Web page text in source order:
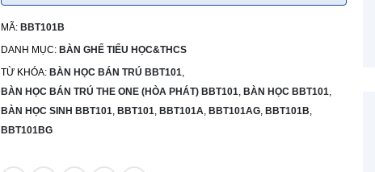
MÃ: BBT101B
DANH MỤC: BÀN GHẾ TIỂU HỌC&THCS
TỪ KHÓA: BÀN HỌC BÁN TRÚ BBT101
BÀN HỌC BÁN TRÚ THE ONE (HÒA PHÁT) BBT101 BÀN HỌC BBT101
BÀN HỌC SINH BBT101 BBT101 BBT101A BBT101AG BBT101B
BBT101BG